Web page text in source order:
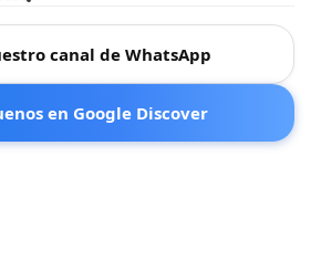
canal de WhatsApp
en Google Discover